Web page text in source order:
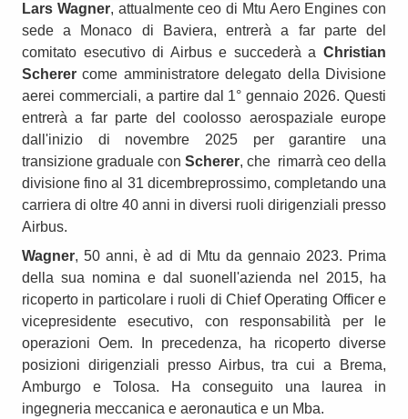
Lars Wagner, attualmente ceo di Mtu Aero Engines con
sede a Monaco di Baviera, entrerà a far parte del
comitato esecutivo di Airbus e succederà a Christian
Scherercome amministratore delegato della Divisione
aerei commerciali, a partire dal 1° gennaio 2026. Questi
entrerà a far parte del coolosso aerospaziale europe
dall'inizio di novembre 2025 per garantire una
transizione graduale con Scherer, che rimarrà ceo della
divisione fino al 31 dicembreprossimo, completando una
carriera di oltre 40 anni in diversi ruoli dirigenziali presso
Airbus.
Wagner, 50 anni, è ad di Mtu da gennaio 2023. Prima
della sua nomina e dal suonell'azienda nel 2015, ha
ricoperto in particolare i ruoli di Chief Operating Officer e
vicepresidente esecutivo, con responsabilità per le
operazioni Oem. In precedenza, ha ricoperto diverse
posizioni dirigenziali presso Airbus, tra cui a Brema,
Amburgo e Tolosa. Ha conseguito una laurea in
ingegneria meccanica e aeronautica e un Mba.